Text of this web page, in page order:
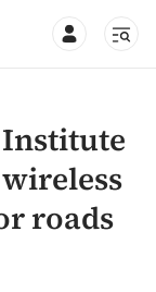
roads